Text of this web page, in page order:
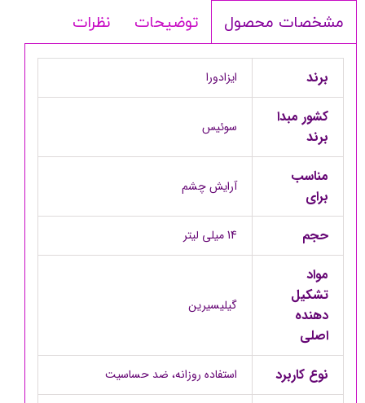
مشخصات محصول توضیحات نظرات
برند ایزادورا
کشور مبدا
برند
سوئیس
مناسب
برای
آرایش چشم
حجم 14 میلی لیتر
مواد
تشکیل
دهنده
اصلی
گیلیسیرین
نوع کاربرد استفاده روزانه، ضد حساسیت